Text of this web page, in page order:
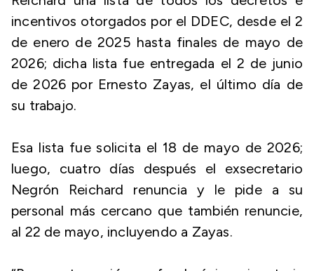
incentivos otorgados por el DDEC, desde el 2
de enero de 2025 hasta finales de mayo de
2026; dicha lista fue entregada el 2 de junio
de 2026 por Ernesto Zayas, el último día de
su trabajo.
Esa lista fue solicita el 18 de mayo de 2026;
luego, cuatro días después el exsecretario
Negrón Reichard renuncia y le pide a su
personal más cercano que también renuncie,
al 22 de mayo, incluyendo a Zayas.